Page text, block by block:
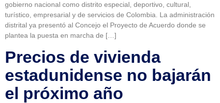
gobierno nacional como distrito especial, deportivo, cultural,
turístico, empresarial y de servicios de Colombia. La administración
distrital ya presentó al Concejo el Proyecto de Acuerdo donde se
plantea la puesta en marcha de […]
Precios de vivienda
estadunidense no bajarán
el próximo año